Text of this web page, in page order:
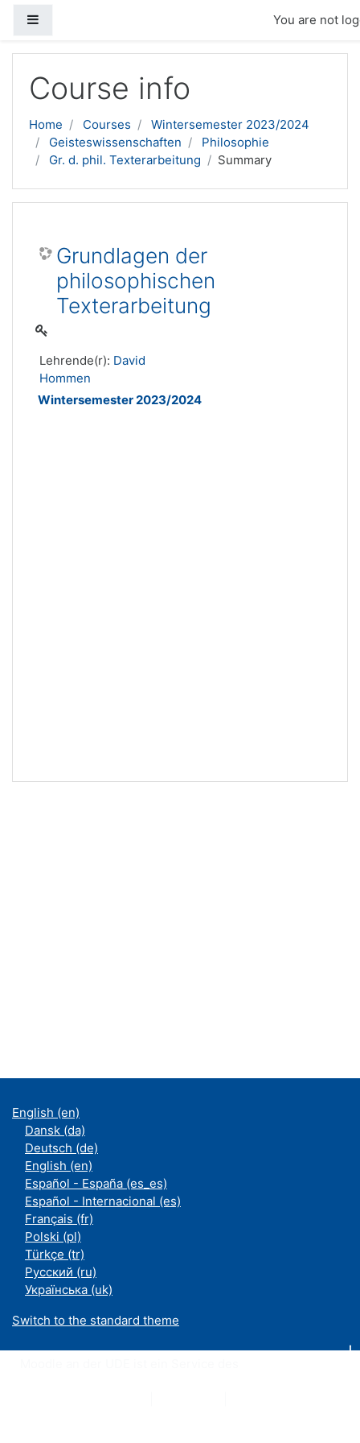
You are not
Course info
Home Courses
Wintersemester 2023/2024
Geisteswissenschaften
Philosophie
Gr. d. phil. Texterarbeitung
Summary
Grundlagen der
philosophischen
Texterarbeitung
Lehrende(r): David
Hommen
Wintersemester 2023/2024
English ‎(en)‎
Dansk ‎(da)‎
Deutsch ‎(de)‎
English ‎(en)‎
Español - España ‎(es_es)‎
Español - Internacional ‎(es)‎
Français ‎(fr)‎
Polski ‎(pl)‎
Türkçe ‎(tr)‎
Русский ‎(ru)‎
Українська ‎(uk)‎
Switch to the standard theme